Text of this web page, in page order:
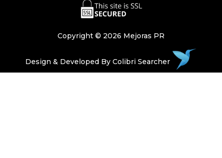
Copyright © 2026 Mejoras PR
Design & Developed By Colibri Searcher